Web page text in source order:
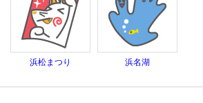
浜松まつり 浜名湖